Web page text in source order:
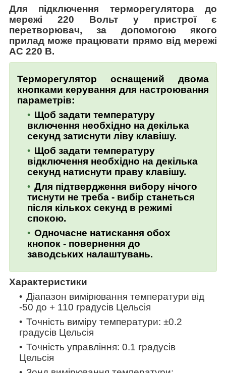
Для підключення терморегулятора до
мережі 220 Вольт у пристрої є
перетворювач, за допомогою якого
прилад може працювати прямо від мережі
АС 220 В.
Терморегулятор оснащений двома
кнопками керування для настроювання
параметрів:
Щоб задати температуру
включення необхідно на декілька
секунд затиснути ліву клавішу.
Щоб задати температуру
відключення необхідно на декілька
секунд натиснути праву клавішу.
Для підтвердження вибору нічого
тиснути не треба - вибір станеться
після кількох секунд в режимі
спокою.
Одночасне натискання обох
кнопок - повернення до
заводських налаштувань.
Характеристики
Діапазон вимірювання температури від
-50 до + 110 градусів Цельсія
Точність виміру температури: ±0.2
градусів Цельсія
Точність управління: 0.1 градусів
Цельсія